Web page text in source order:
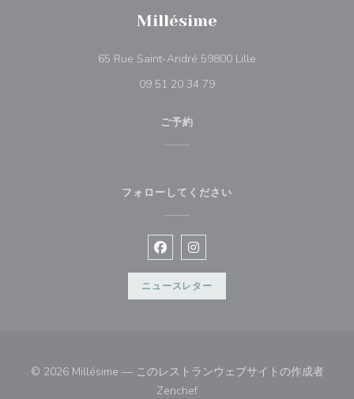
Millésime
65 Rue Saint-André 59800 Lille
09 51 20 34 79
ご予約
フォローしてください
Facebook ((新しいウィンドウで
Instagram ((新しいウィンド
ニュースレター
© 2026 Millésime — このレストランウェブサイトの作成者
Zenchef((新しいウィンドウで開きます))